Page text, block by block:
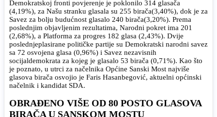
Demokratskoj fronti povjerenje je poklonilo 314 glasača
(4,19%), za Našu stranku glasala su 255 birača(3,40%), dok je za
Savez za bolju budućnost glasalo 240 birača(3,20%). Prema
poslednjim objavljenim rezultatima, Narodni pokret ima 201
(2,68%), a Platforma za progres 182 glasa (2,43%). Dvije
poslednjeplasirane političke partije su Demokratski narodni savez
sa 72 osvojena glasa (0,96%) i Savez nezavisnih
socijaldemokrata za kojeg je glasalo 53 birača (0,71%). Kao što
je poznato, u utrci za načelnika Općine Sanski Most najviše
glasova birača osvojio je Faris Hasanbegović, aktuelni općinski
načelnik i kandidat SDA.
OBRAĐENO VIŠE OD 80 POSTO GLASOVA
BIRAČA U SANSKOM MOSTU